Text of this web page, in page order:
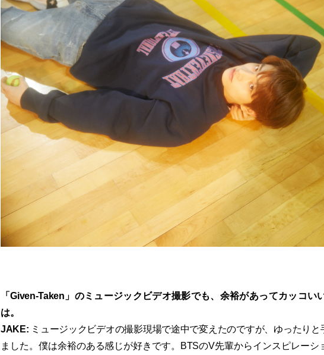
「Given-Taken」のミュージックビデオ撮影でも、余裕があってカッコい
は。
JAKE: ミュージックビデオの撮影現場で途中で変えたのですが、ゆったりと
ました。僕は余裕のある感じが好きです。BTSのV先輩からインスピレーシ